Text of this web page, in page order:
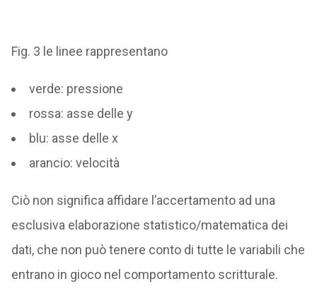
Fig. 3 le linee rappresentano
verde: pressione
rossa: asse delle y
blu: asse delle x
arancio: velocità
Ciò non significa affidare l’accertamento ad una
esclusiva elaborazione statistico/matematica dei
dati, che non può tenere conto di tutte le variabili che
entrano in gioco nel comportamento scritturale.